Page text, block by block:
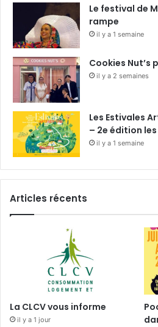
Le festival de
rampe
il y a 1 semaine
Cookies Nut’s
il y a 2 semaines
Les Estivales
– 2e édition les
il y a 1 semaine
Articles récents
La CLCV vous informe
il y a 1 jour